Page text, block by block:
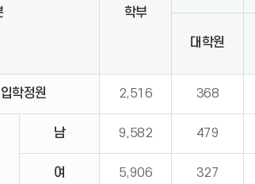
학부
대학원
입학정원 2,516 368
남 9,582 479
여 5,906 327